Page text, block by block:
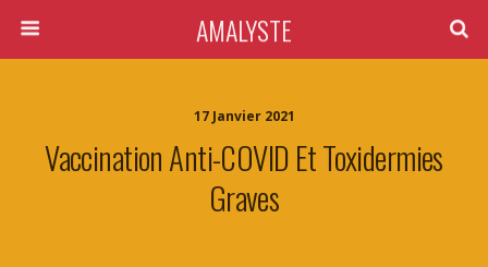
AMALYSTE
17 Janvier 2021
Vaccination Anti-COVID Et Toxidermies
Graves